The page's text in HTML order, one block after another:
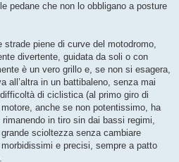
pedane che non lo obbligano a posture
piene di curve del motodromo,
divertente, guidata da soli o con
è un vero grillo e, se non si esagera,
all’altra in un battibaleno, senza mai
di ciclistica (al primo giro di
anche se non potentissimo, ha
in tiro sin dai bassi regimi,
scioltezza senza cambiare
e precisi, sempre a patto